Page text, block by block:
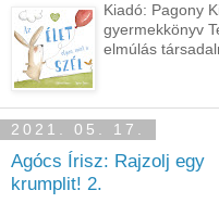
Kiadó: Pagony
gyermekkönyv
elmúlás
2021. 05. 17.
Agócs Írisz: Rajzolj ​egy
krumplit! 2.